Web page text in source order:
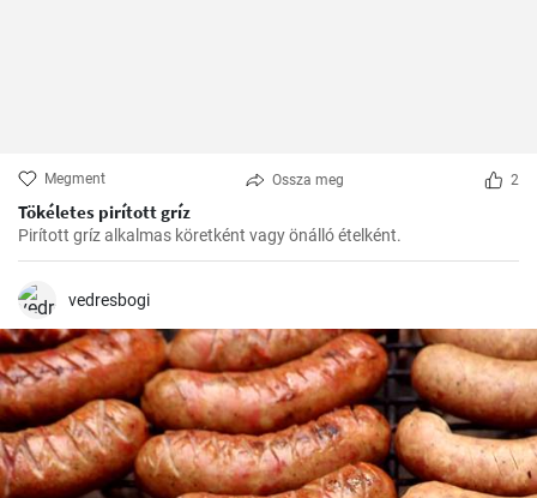
Megment Ossza meg 2
Tökéletes pirított gríz
Pirított gríz alkalmas köretként vagy önálló ételként.
vedresbogi